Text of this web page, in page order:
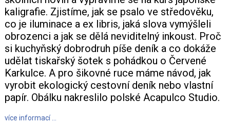
+420 771 147 600
info@pagefive.com
Přihlásit se
kaligrafie. Zjistíme, jak se psalo ve středověku,
co je iluminace a ex libris, jaká slova vymýšleli
obrozenci a jak se dělá neviditelný inkoust. Proč
si kuchyňský dobrodruh píše deník a co dokáže
udělat tiskařský šotek s pohádkou o Červené
Karkulce. A pro šikovné ruce máme návod, jak
vyrobit ekologický cestovní deník nebo vlastní
papír. Obálku nakreslilo polské Acapulco Studio.
více informací ...